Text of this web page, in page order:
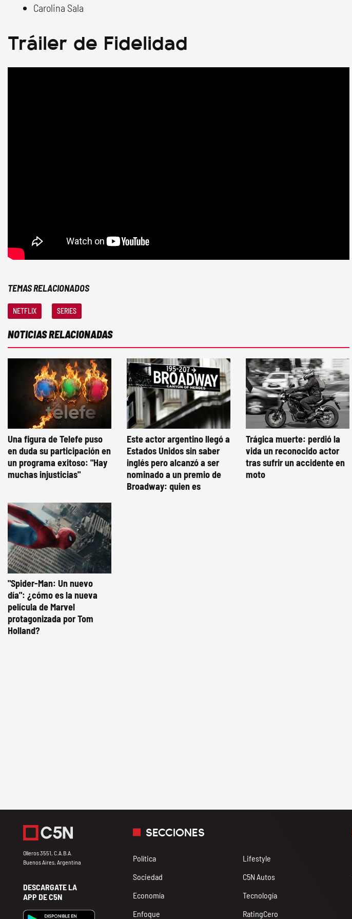
Carolina Sala
Tráiler de Fidelidad
TEMAS RELACIONADOS
NETFLIX SERIES
NOTICIAS RELACIONADAS
Una figura de Telefe puso
en duda su participación en
un programa exitoso: "Hay
muchas injusticias"
Este actor argentino llegó a
Estados Unidos sin saber
inglés pero alcanzó a ser
nominado a un premio de
Broadway: quien es
Trágica muerte: perdió la
vida un reconocido actor
tras sufrir un accidente en
moto
"Spider-Man: Un nuevo
día": ¿cómo es la nueva
película de Marvel
protagonizada por Tom
Holland?
Olleros 3551, C.A.B.A.
Buenos Aires, Argentina
DESCARGATE LA
APP DE C5N
SECCIONES
Política
Sociedad
Economía
Enfoque
Lifestyle
C5N Autos
Tecnología
RatingCero